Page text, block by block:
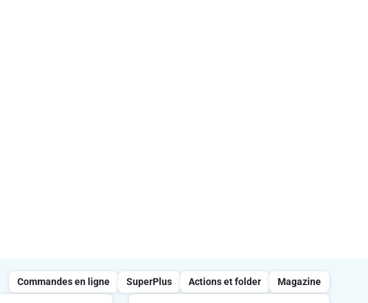
Commandes en ligne SuperPlus Actions et folder Magazine